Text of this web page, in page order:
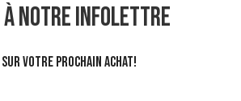
NOTRE INFOLETTRE
sur votre prochain achat!